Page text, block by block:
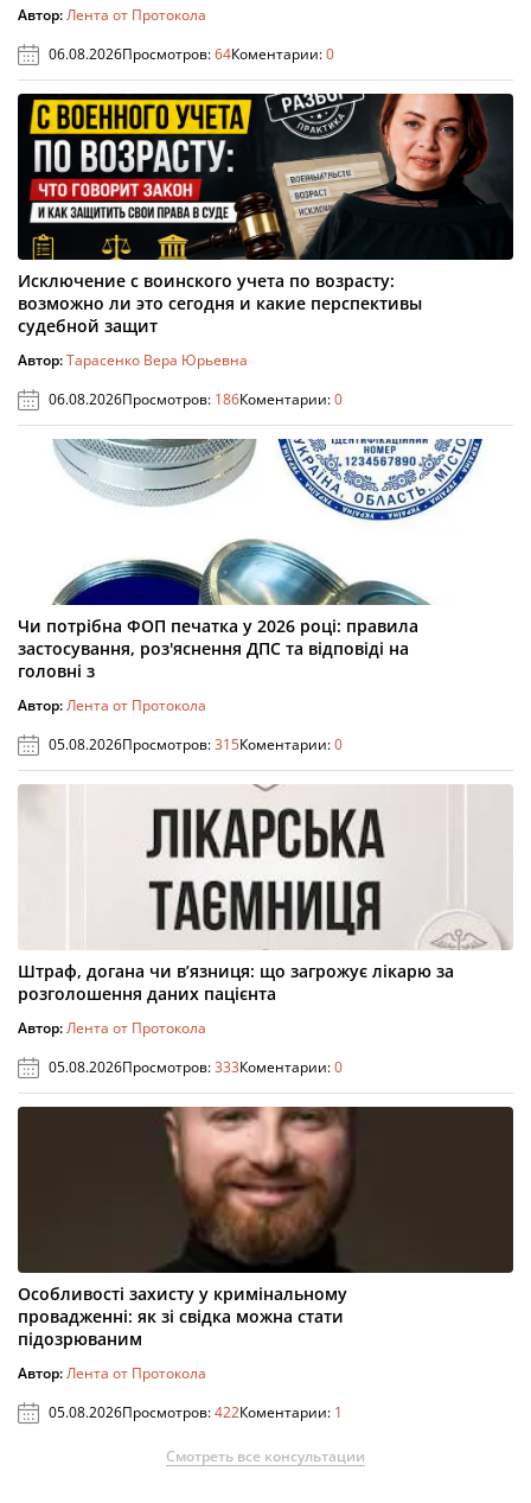
Автор:Лента от Протокола
06.08.2026Просмотров:64Коментарии:0
Исключение с воинского учета по возрасту:
возможно ли это сегодня и какие перспективы
судебной защит
Автор:Тарасенко Вера Юрьевна
06.08.2026Просмотров: 186Коментарии:0
Чи потрібна ФОП печатка у 2026 році: правила
застосування, роз'яснення ДПС та відповіді на
головні з
Автор:Лента от Протокола
05.08.2026Просмотров:315Коментарии:0
Штраф, догана чи в’язниця: що загрожує лікарю за
розголошення даних пацієнта
Автор:Лента от Протокола
05.08.2026Просмотров:333Коментарии:0
Особливості захисту у кримінальному
провадженні: як зі свідка можна стати
підозрюваним
Автор:Лента от Протокола
05.08.2026Просмотров:422Коментарии: 1
Смотреть все консультации